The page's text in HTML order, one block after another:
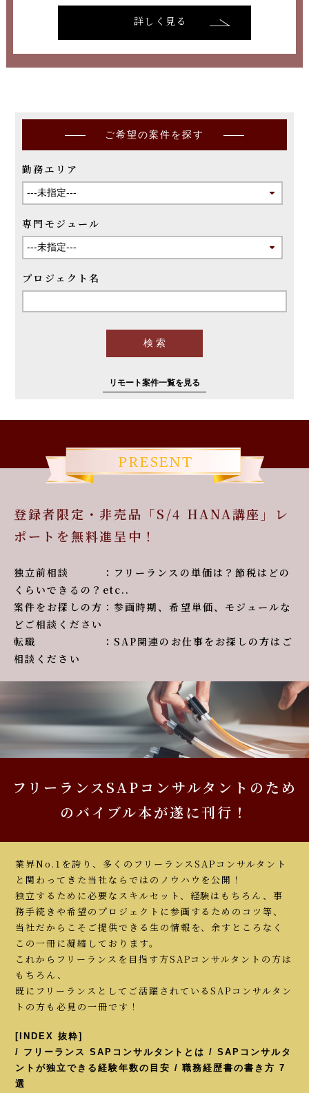
詳しく見る
ご希望の案件を探す
勤務エリア
専門モジュール
プロジェクト名
リモート案件一覧を見る
登録者限定・非売品「S/4 HANA講座」レ
ポートを無料進呈中！
独立前相談 ：フリーランスの単価は？節税はどの
くらいできるの？etc..
案件をお探しの方：参画時期、希望単価、モジュールな
どご相談ください
転職 ：SAP関連のお仕事をお探しの方はご
相談ください
フリーランスSAPコンサルタントのため
のバイブル本が遂に刊行！
業界No.1を誇り、多くのフリーランスSAPコンサルタント
と関わってきた当社ならではのノウハウを公開！
独立するために必要なスキルセット、経験はもちろん、事
務手続きや希望のプロジェクトに参画するためのコツ等、
当社だからこそご提供できる生の情報を、余すところなく
この一冊に凝縮しております。
これからフリーランスを目指す方SAPコンサルタントの方は
もちろん、
既にフリーランスとしてご活躍されているSAPコンサルタン
トの方も必見の一冊です！
[INDEX 抜粋]
/ フリーランス SAPコンサルタントとは / SAPコンサルタ
ントが独立できる経験年数の目安 / 職務経歴書の書き方 7
選